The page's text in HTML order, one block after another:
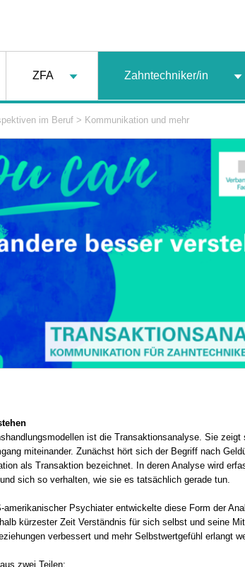
ZFA Zahntechniker/in
im Beruf > Kommunikation und mehr
ist die Transaktionsanalyse. Sie zeigt
miteinander. Zunächst hört sich der Begriff nach
als Transaktion bezeichnet. In deren Analyse wird
sich so verhalten, wie sie es tatsächlich gerade tun.
amerikanischer Psychiater entwickelte diese Form der
kürzester Zeit Verständnis für sich selbst und seine
verbessert und mehr Selbstwertgefühl erlangt
zwei Teilen: